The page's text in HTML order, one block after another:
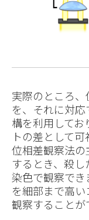
実際のところ
を、それに対
構を利用して
トの差として
位相差観察法
するとき、殺
染色で観察で
を細部まで高
観察することが